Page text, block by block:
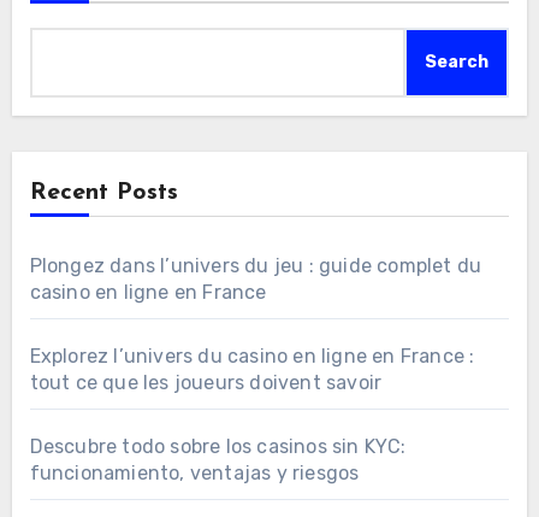
Search
Recent Posts
Plongez dans l’univers du jeu : guide complet du
casino en ligne en France
Explorez l’univers du casino en ligne en France :
tout ce que les joueurs doivent savoir
Descubre todo sobre los casinos sin KYC:
funcionamiento, ventajas y riesgos